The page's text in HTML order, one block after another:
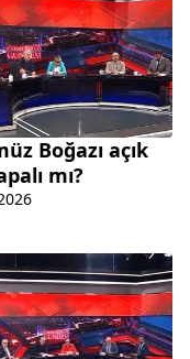
Boğazı açık
mı?